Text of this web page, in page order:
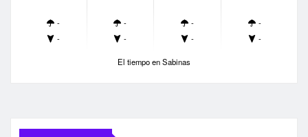
-
-
-
-
-
-
-
-
El tiempo en Sabinas